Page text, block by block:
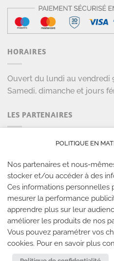
HORAIRES
Ouvert du lundi au vendredi
Samedi, dimanche et jours
LES PARTENAIRES
LES SALLES CLIMB UP
Climb Up vous accueille
France
POLITIQUE EN
Nos partenaires et nous-
stocker et/ou accéder à des
Ces informations personnelles
mesurer la performance
apprendre plus sur leur
améliorer les produits de nos
Vous pouvez paramétrer vos
cookies. Pour en savoir plus